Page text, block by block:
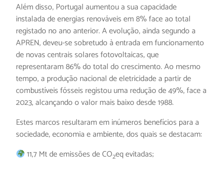
Além disso, Portugal aumentou a sua capacidade
instalada de energias renováveis em 8% face ao total
registado no ano anterior. A evolução, ainda segundo a
APREN, deveu-se sobretudo à entrada em funcionamento
de novas centrais solares fotovoltaicas, que
representaram 86% do total do crescimento. Ao mesmo
tempo, a produção nacional de eletricidade a partir de
combustíveis fósseis registou uma redução de 49%, face a
2023, alcançando o valor mais baixo desde 1988.
Estes marcos resultaram em inúmeros benefícios para a
sociedade, economia e ambiente, dos quais se destacam:
11,7 Mt de emissões de CO2eq evitadas;